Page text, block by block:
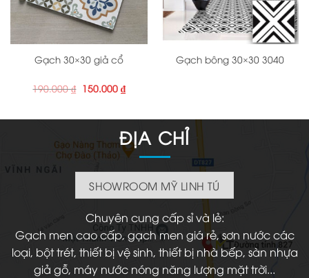
Gạch 30×30 giả cổ
190.000₫ Giá
gốc
150.000 ₫Giá
hiện
150.000 ₫.
Gạch bông 30×30 3040
ĐỊA CHỈ
SHOWROOM MỸ LINH TÚ
Chuyên cung cấp sỉ và lẻ:
Gạch men cao cấp, gạch men giá rẻ, sơn nước các
loại, bột trét, thiết bị vệ sinh, thiết bị nhà bếp, sàn nhựa
giả gỗ, máy nước nóng năng lượng mặt trời...